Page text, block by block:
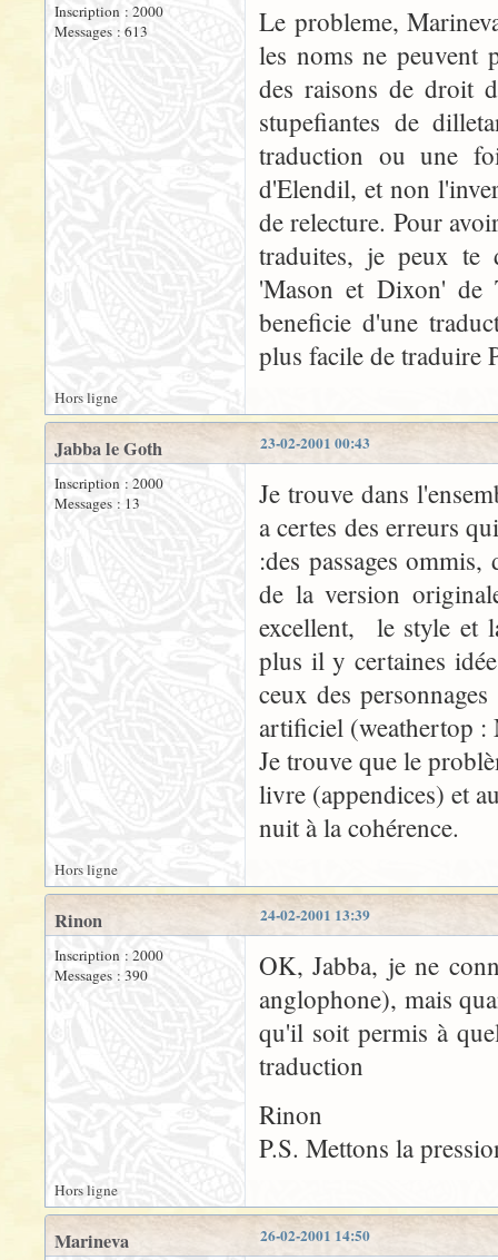
Inscription : 2000
Messages : 613
Le probleme,
les noms ne peuvent
des raisons de droit
stupefiantes de
traduction ou une
d'Elendil, et non
de relecture. Pour
traduites, je peux te
'Mason et Dixon' de
beneficie d'une
plus facile de traduire
Hors ligne
23-02-2001 00:43
Jabba le Goth
Inscription : 2000
Messages : 13
Je trouve dans
a certes des erreurs
:des passages
de la version
excellent, le style et
plus il y certaines
ceux des
artificiel (weathertop :
Je trouve que le
livre (appendices) et
nuit à la cohérence.
Hors ligne
24-02-2001 13:39
Rinon
Inscription : 2000
Messages : 390
OK, Jabba, je ne
anglophone), mais
qu'il soit permis à
traduction
Rinon
P.S. Mettons la
Hors ligne
26-02-2001 14:50
Marineva